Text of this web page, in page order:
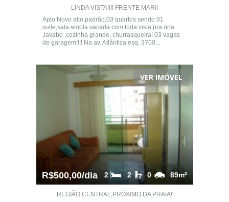
LINDA VISTA!!!! FRENTE MAR!!
Apto Novo alto padrão,03 quartos sendo 01
suite,sala ampla sacada com toda vista pra orla
,lavabo ,cozinha grande, churrasqueira! 03 vagas
de garagem!!!! Na av. Atlântica esq. 3700...
VER IMÓVEL
R$500,00/dia 89m²
0
2
2
REGIÃO CENTRAL,PRÓXIMO DA PRAIA!